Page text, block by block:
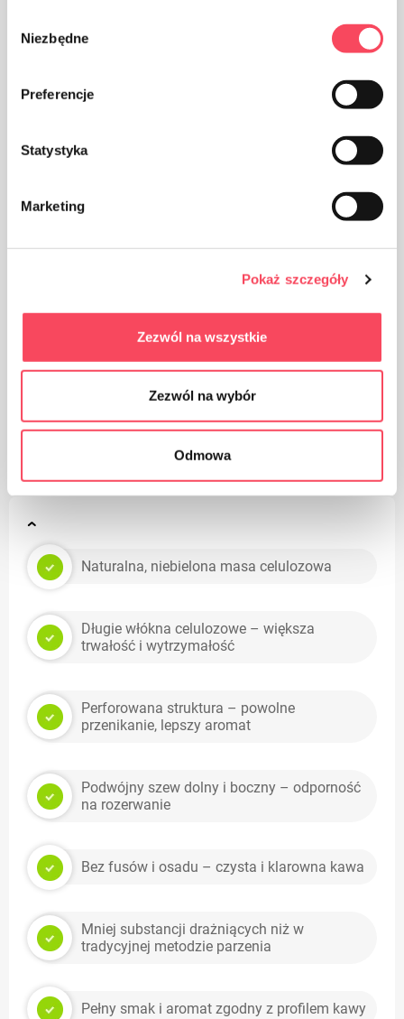
zgody
Niezbędne
Preferencje
Statystyka
Marketing
Pokaż szczegóły
Zezwól na wszystkie
Zezwól na wybór
Odmowa
product in de prullenbak
Het product is bedoeld voor contact met voedsel, het
Naturalna, niebielona masa celulozowa
Długie włókna celulozowe – większa
trwałość i wytrzymałość
Perforowana struktura – powolne
przenikanie, lepszy aromat
Podwójny szew dolny i boczny – odporność
na rozerwanie
Bez fusów i osadu – czysta i klarowna kawa
Mniej substancji drażniących niż w
tradycyjnej metodzie parzenia
Pełny smak i aromat zgodny z profilem kawy